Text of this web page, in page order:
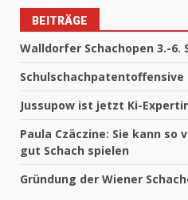
BEITRÄGE
Walldorfer Schachopen 3.-6.
Schulschachpatentoffensive
Jussupow ist jetzt Ki-
Paula Czäczine: Sie kann
gut Schach spielen
Gründung der Wiener